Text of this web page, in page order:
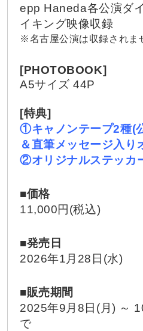
epp Haneda各公演ダ
イキング映像収録
※名古屋公演は収録されま
[PHOTOBOOK]
A5サイズ 44P
[特典]
①キャノンテープ2種(
＆直筆メッセージ入り
②オリジナルステッカ
■価格
11,000円(税込)
■発売日
2026年1月28日(水)
■販売期間
2025年9月8日(月) ～
で